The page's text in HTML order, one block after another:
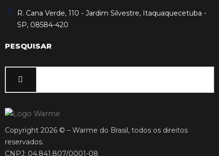
R. Cana Verde, 110 - Jardim Silvestre, Itaquaquecetuba -
SP, 08584-420
PESQUISAR
Copyright 2026 © – Warme do Brasil, todos os direitos
reservados.
CNPJ: 04.841.807/0001-08